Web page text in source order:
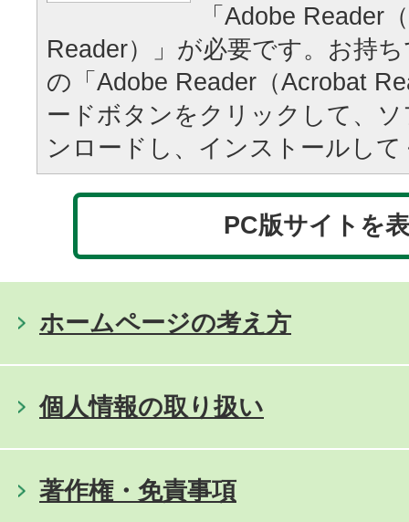
「Adobe Reader
Reader）」が必要です。お持
の「Adobe Reader（Acrobat
ードボタンをクリックして、
ンロードし、インストールし
PC版サイトを
ホームページの考え方
個人情報の取り扱い
著作権・免責事項